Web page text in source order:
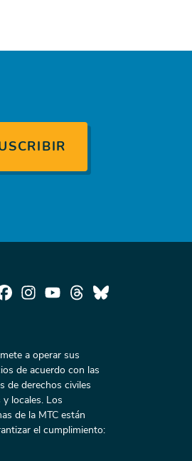
a operar sus
de acuerdo con las
de derechos civiles
locales. Los
de la MTC están
el cumplimiento: